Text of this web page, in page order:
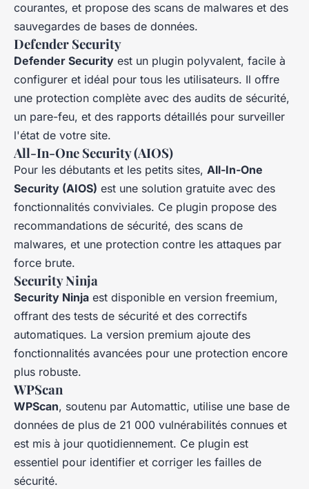
courantes, et propose des scans de malwares et des
sauvegardes de bases de données.
Defender Security
Defender Security est un plugin polyvalent, facile à
configurer et idéal pour tous les utilisateurs. Il offre
une protection complète avec des audits de sécurité,
un pare-feu, et des rapports détaillés pour surveiller
l'état de votre site.
All-In-One Security (AIOS)
Pour les débutants et les petits sites, All-In-One
Security (AIOS) est une solution gratuite avec des
fonctionnalités conviviales. Ce plugin propose des
recommandations de sécurité, des scans de
malwares, et une protection contre les attaques par
force brute.
Security Ninja
Security Ninja est disponible en version freemium,
offrant des tests de sécurité et des correctifs
automatiques. La version premium ajoute des
fonctionnalités avancées pour une protection encore
plus robuste.
WPScan
WPScan, soutenu par Automattic, utilise une base de
données de plus de 21 000 vulnérabilités connues et
est mis à jour quotidiennement. Ce plugin est
essentiel pour identifier et corriger les failles de
sécurité.